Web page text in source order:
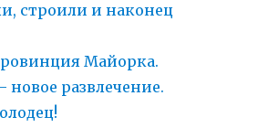
строили и наконец
Майорка.
новое развлечение.